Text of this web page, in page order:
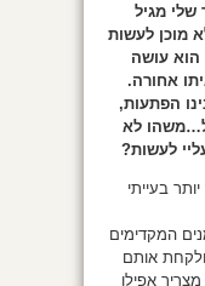
מגיל
מוכן לעשות
הוא עושה
אחורה.
הפתעות,
לא
לעשות?
בעייתי
המקדימים
אותם
אפילו